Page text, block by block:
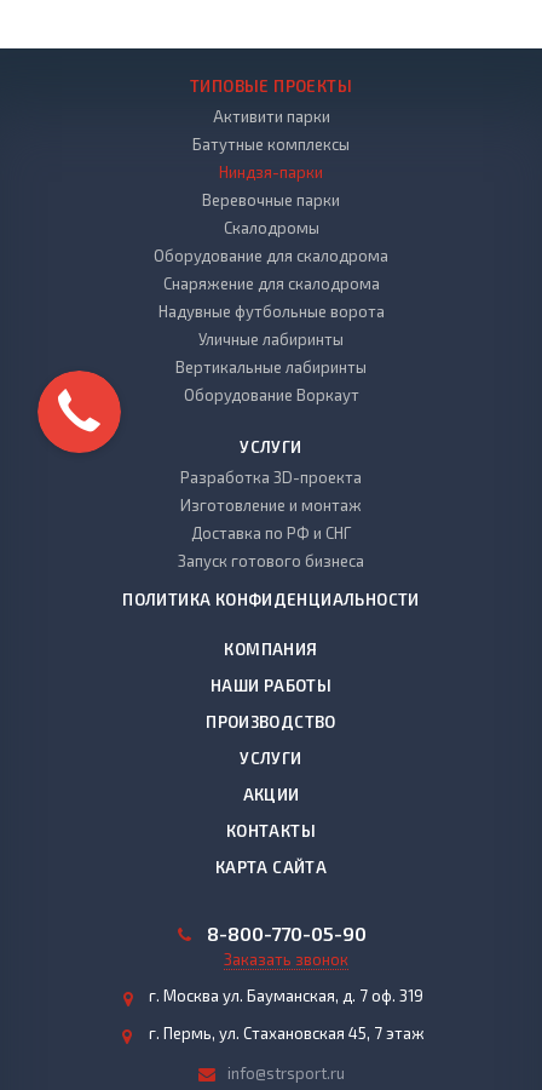
ТИПОВЫЕ ПРОЕКТЫ
Активити парки
Батутные комплексы
Ниндзя-парки
Веревочные парки
Скалодромы
Оборудование для скалодрома
Снаряжение для скалодрома
Надувные футбольные ворота
Уличные лабиринты
Вертикальные лабиринты
Оборудование Воркаут
УСЛУГИ
Разработка 3D-проекта
Изготовление и монтаж
Доставка по РФ и СНГ
Запуск готового бизнеса
ПОЛИТИКА КОНФИДЕНЦИАЛЬНОСТИ
КОМПАНИЯ
НАШИ РАБОТЫ
ПРОИЗВОДСТВО
УСЛУГИ
АКЦИИ
КОНТАКТЫ
КАРТА САЙТА
8-800-770-05-90
Заказать звонок
г. Москва ул. Бауманская, д. 7 оф. 319
г. Пермь, ул. Стахановская 45, 7 этаж
info@strsport.ru